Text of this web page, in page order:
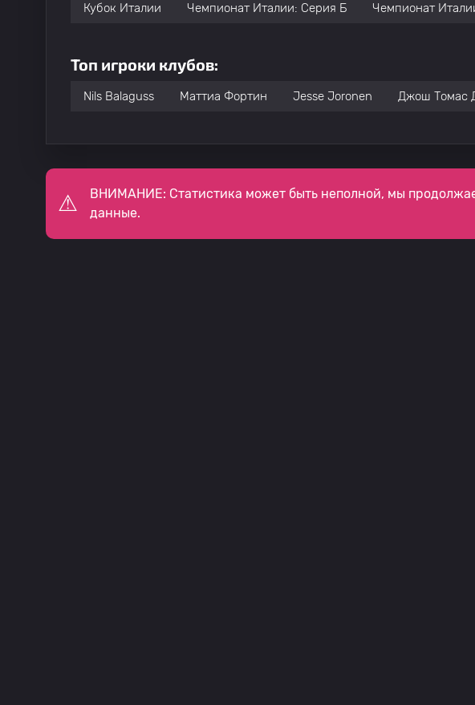
Кубок Италии Чемпионат Италии: Серия Б Чемпионат
Топ игроки клубов:
Nils Balaguss Маттиа Фортин Jesse Joronen Джош Томас
ВНИМАНИЕ: Статистика может быть неполной, мы
данные.